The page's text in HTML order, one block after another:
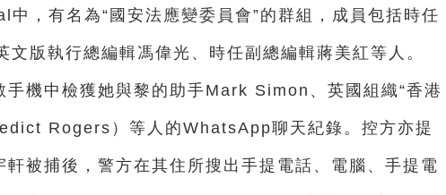
，有名為“國安法應變委員會”的群組，成員包括時任
文版執行總編輯馮偉光、時任副總編輯蔣美紅等人。
手機中檢獲她與黎的助手Mark Simon、英國組織“香港
Rogers）等人的WhatsApp聊天紀錄。控方亦提
軒被捕後，警方在其住所搜出手提電話、電腦、手提電